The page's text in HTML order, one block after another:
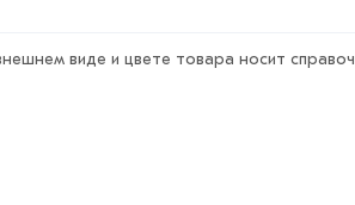
виде и цвете товара носит